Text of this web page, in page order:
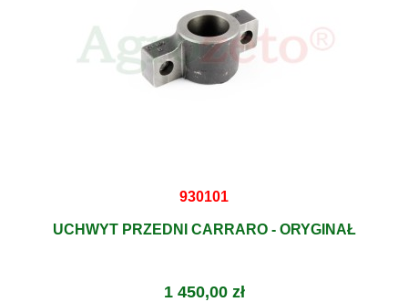
930101
UCHWYT PRZEDNI CARRARO - ORYGINAŁ
1 450,00 zł